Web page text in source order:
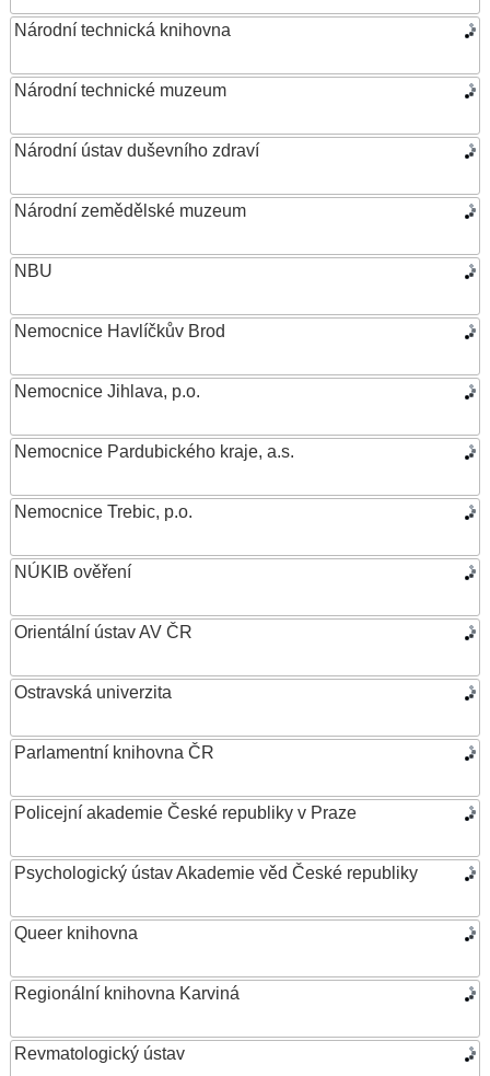
Národní technická knihovna
Národní technické muzeum
Národní ústav duševního zdraví
Národní zemědělské muzeum
NBU
Nemocnice Havlíčkův Brod
Nemocnice Jihlava, p.o.
Nemocnice Pardubického kraje, a.s.
Nemocnice Trebic, p.o.
NÚKIB ověření
Orientální ústav AV ČR
Ostravská univerzita
Parlamentní knihovna ČR
Policejní akademie České republiky v Praze
Psychologický ústav Akademie věd České republiky
Queer knihovna
Regionální knihovna Karviná
Revmatologický ústav